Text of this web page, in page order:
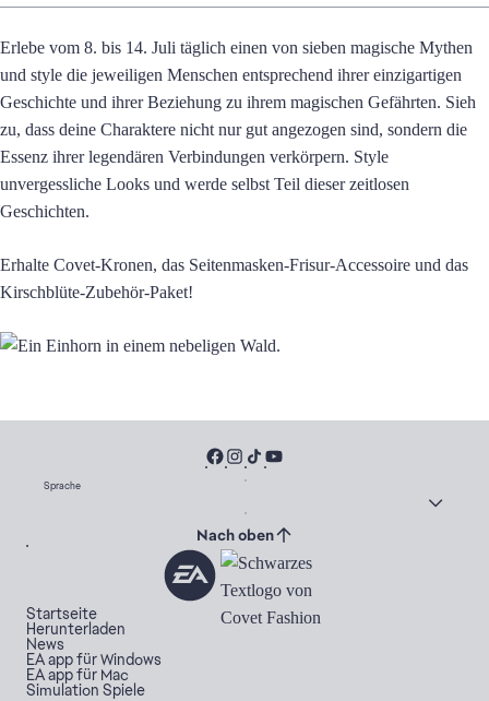
Erlebe vom 8. bis 14. Juli täglich einen von sieben magische Mythen
und style die jeweiligen Menschen entsprechend ihrer einzigartigen
Geschichte und ihrer Beziehung zu ihrem magischen Gefährten. Sieh
zu, dass deine Charaktere nicht nur gut angezogen sind, sondern die
Essenz ihrer legendären Verbindungen verkörpern. Style
unvergessliche Looks und werde selbst Teil dieser zeitlosen
Geschichten.
Erhalte Covet-Kronen, das Seitenmasken-Frisur-Accessoire und das
Kirschblüte-Zubehör-Paket!
Sprache
Nach oben
Startseite
Herunterladen
News
EA app für Windows
EA app für Mac
Simulation Spiele